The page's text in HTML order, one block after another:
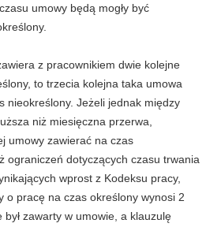
umowy będą mogły być
z pracownikiem dwie kolejne
to trzecia kolejna taka umowa
nieokreślony. Jeżeli jednak między
niż miesięczna przerwa,
umowy zawierać na czas
ograniczeń dotyczących czasu trwania
wprost z Kodeksu pracy,
o pracę na czas określony wynosi 2
zawarty w umowie, a klauzulę